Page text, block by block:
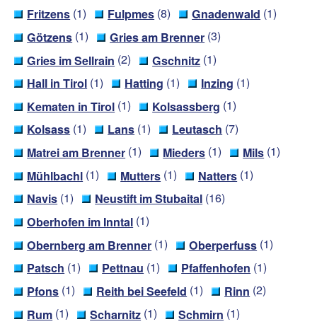
Fritzens (1) Fulpmes (8) Gnadenwald (1)
Götzens (1) Gries am Brenner (3)
Gries im Sellrain (2) Gschnitz (1)
Hall in Tirol (1) Hatting (1) Inzing (1)
Kematen in Tirol (1) Kolsassberg (1)
Kolsass (1) Lans (1) Leutasch (7)
Matrei am Brenner (1) Mieders (1) Mils (1)
Mühlbachl (1) Mutters (1) Natters (1)
Navis (1) Neustift im Stubaital (16)
Oberhofen im Inntal (1)
Obernberg am Brenner (1) Oberperfuss (1)
Patsch (1) Pettnau (1) Pfaffenhofen (1)
Pfons (1) Reith bei Seefeld (1) Rinn (2)
Rum (1) Scharnitz (1) Schmirn (1)